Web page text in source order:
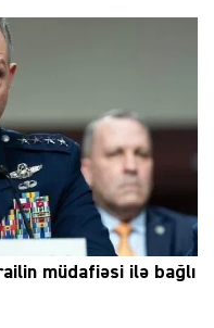
müdafiəsi ilə bağlı